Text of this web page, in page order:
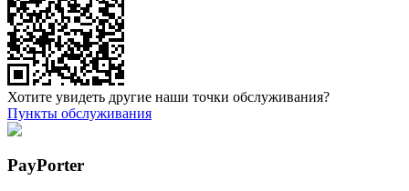
Хотите увидеть другие наши точки обслуживания?
Пункты обслуживания
PayPorter